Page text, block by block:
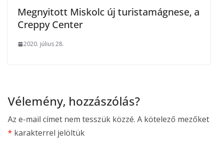
Megnyitott Miskolc új turistamágnese, a
Creppy Center
2020. július 28.
Vélemény, hozzászólás?
Az e-mail címet nem tesszük közzé. A kötelező mezőket
* karakterrel jelöltük